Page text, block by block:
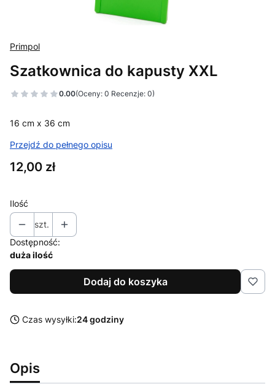
Primpol
Szatkownica do kapusty XXL
0.00(Oceny: 0 Recenzje: 0)
16 cm x 36 cm
Przejdź do pełnego opisu
Cena
12,00 zł
Ilość
szt.
Dostępność:
duża ilość
Dodaj do koszyka
Czas wysyłki:24 godziny
Opis